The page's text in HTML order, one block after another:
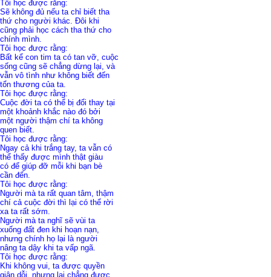
Tôi học được rằng:
Sẽ không đủ nếu ta chỉ biết tha
thứ cho người khác. Đôi khi
cũng phải học cách tha thứ cho
chính mình.
Tôi học được rằng:
Bất kể con tim ta có tan vỡ, cuộc
sống cũng sẽ chẳng dừng lại, và
vẫn vô tình như không biết đến
tổn thương của ta.
Tôi học được rằng:
Cuộc đời ta có thể bị đổi thay tại
một khoảnh khắc nào đó bởi
một người thậm chí ta không
quen biết.
Tôi học được rằng:
Ngay cả khi trắng tay, ta vẫn có
thể thấy được mình thật giàu
có để giúp đỡ mỗi khi bạn bè
cần đến.
Tôi học được rằng:
Người mà ta rất quan tâm, thậm
chí cả cuộc đời thì lại có thể rời
xa ta rất sớm.
Người mà ta nghĩ sẽ vùi ta
xuống đất đen khi hoạn nạn,
nhưng chính họ lại là người
nâng ta dậy khi ta vấp ngã.
Tôi học được rằng:
Khi không vui, ta được quyền
giận dỗi, nhưng lại chẳng được